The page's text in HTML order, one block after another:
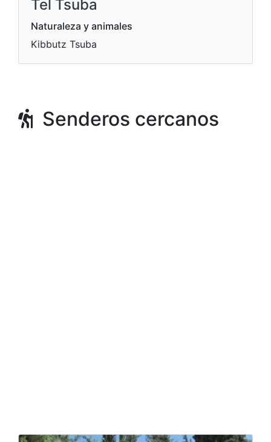
Tel Tsuba
Naturaleza y animales
Kibbutz Tsuba
Senderos cercanos